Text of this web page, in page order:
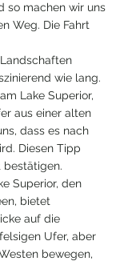
so machen wir uns
Weg. Die Fahrt
wie lang.
Lake Superior,
aus einer alten
dass es nach
Diesen Tipp
bestätigen.
Superior, den
bietet
auf die
Ufer, aber
bewegen,